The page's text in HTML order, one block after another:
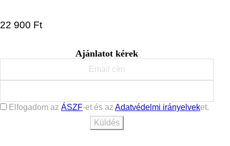
22 900 Ft
Ajánlatot kérek
Elfogadom az ÁSZF-et és az Adatvédelmi irányelveket.